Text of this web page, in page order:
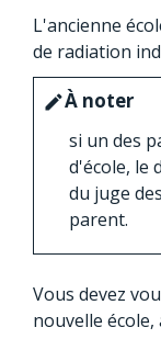
L'ancienne
de radiation
editÀ noter
si un des
d'école, le
du juge
parent.
Vous devez
nouvelle école,